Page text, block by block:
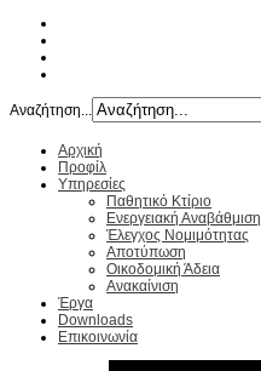
Αναζήτηση...
Αρχική
Προφίλ
Υπηρεσίες
Παθητικό Κτίριο
Ενεργειακή Αναβάθμιση
Έλεγχος Νομιμότητας
Αποτύπωση
Οικοδομική Άδεια
Ανακαίνιση
Έργα
Downloads
Επικοινωνία